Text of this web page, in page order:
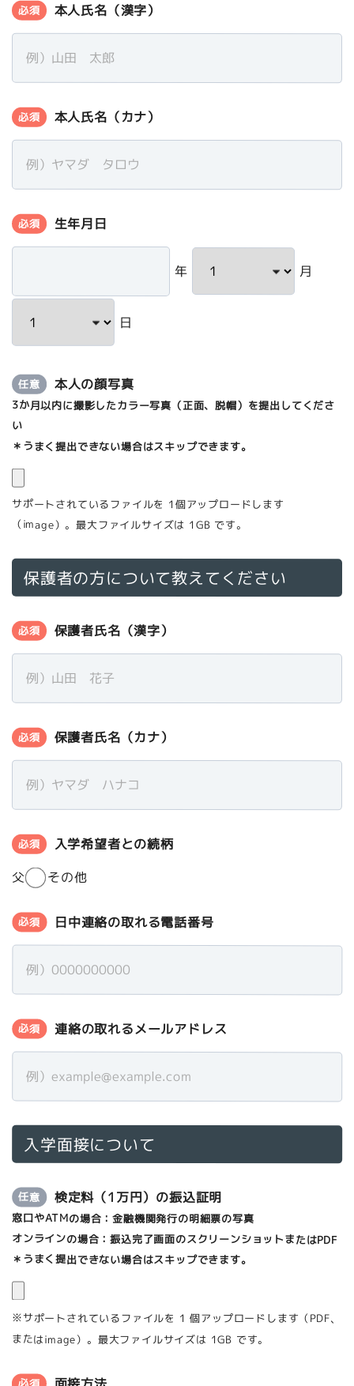
必須 本人氏名（漢字）
必須 本人氏名（カナ）
必須 生年月日
年 月
日
任意 本人の顔写真
3か月以内に撮影したカラー写真（正面、脱帽）を提出してくださ
い
＊うまく提出できない場合はスキップできます。
サポートされているファイルを 1個アップロードします
（image）。最大ファイルサイズは 1GB です。
保護者の方について教えてください
必須 保護者氏名（漢字）
必須 保護者氏名（カナ）
必須 入学希望者との続柄
父 母 その他
必須 日中連絡の取れる電話番号
必須 連絡の取れるメールアドレス
入学面接について
任意 検定料（1万円）の振込証明
窓口やATMの場合：金融機関発行の明細票の写真
オンラインの場合：振込完了画面のスクリーンショットまたはPDF
＊うまく提出できない場合はスキップできます。
※サポートされているファイルを 1 個アップロードします（PDF、
またはimage）。最大ファイルサイズは 1GB です。